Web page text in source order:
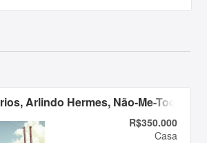
Arlindo Hermes, Não-Me-Toque,
R$350.000
Casa